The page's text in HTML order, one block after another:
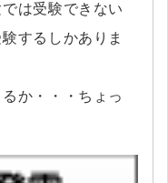
は受験できない
するしかありま
か・・・ちょっ